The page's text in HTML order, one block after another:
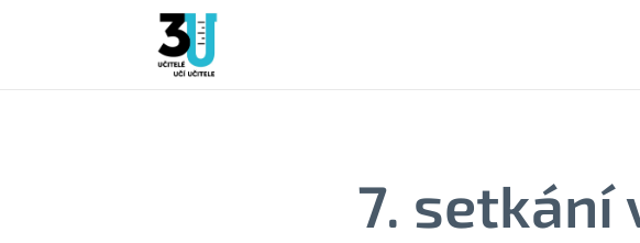
7. setkání